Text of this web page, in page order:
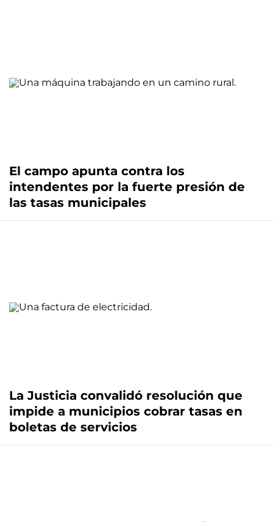
El campo apunta contra los
intendentes por la fuerte presión de
las tasas municipales
La Justicia convalidó resolución que
impide a municipios cobrar tasas en
boletas de servicios